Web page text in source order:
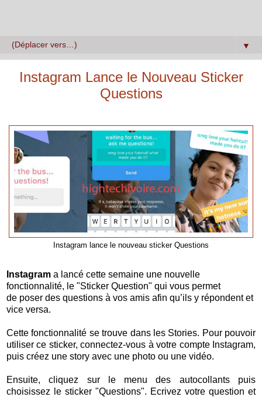
▼
Instagram Lance le Nouveau Sticker
Questions
Instagram lance le nouveau sticker Questions
Instagram a lancé cette semaine une nouvelle
fonctionnalité, le "Sticker Question" qui vous permet
de poser des questions à vos amis afin qu’ils y répondent et
vice versa.
Cette fonctionnalité se trouve dans les Stories. Pour pouvoir
utiliser ce sticker, connectez-vous à votre compte Instagram,
puis créez une story avec une photo ou une vidéo.
Ensuite, cliquez sur le menu des autocollants puis
choisissez le sticker "Questions". Ecrivez votre question et